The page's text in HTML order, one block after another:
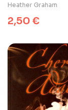
Heather Graham
2,50 €